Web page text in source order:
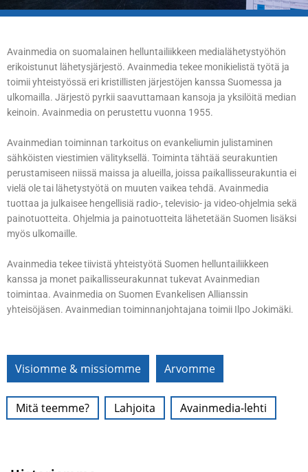
Avainmedia on suomalainen helluntailiikkeen medialähetystyöhön
erikoistunut lähetysjärjestö. Avainmedia tekee monikielistä työtä ja
toimii yhteistyössä eri kristillisten järjestöjen kanssa Suomessa ja
ulkomailla. Järjestö pyrkii saavuttamaan kansoja ja yksilöitä median
keinoin. Avainmedia on perustettu vuonna 1955.
Avainmedian toiminnan tarkoitus on evankeliumin julistaminen
sähköisten viestimien välityksellä. Toiminta tähtää seurakuntien
perustamiseen niissä maissa ja alueilla, joissa paikallisseurakuntia ei
vielä ole tai lähetystyötä on muuten vaikea tehdä. Avainmedia
tuottaa ja julkaisee hengellisiä radio-, televisio- ja video-ohjelmia sekä
painotuotteita. Ohjelmia ja painotuotteita lähetetään Suomen lisäksi
myös ulkomaille.
Avainmedia tekee tiivistä yhteistyötä Suomen helluntailiikkeen
kanssa ja monet paikallisseurakunnat tukevat Avainmedian
toimintaa. Avainmedia on Suomen Evankelisen Allianssin
yhteisöjäsen. Avainmedian toiminnanjohtajana toimii Ilpo Jokimäki.
Visiomme & missiomme Arvomme
Mitä teemme? Lahjoita Avainmedia-lehti